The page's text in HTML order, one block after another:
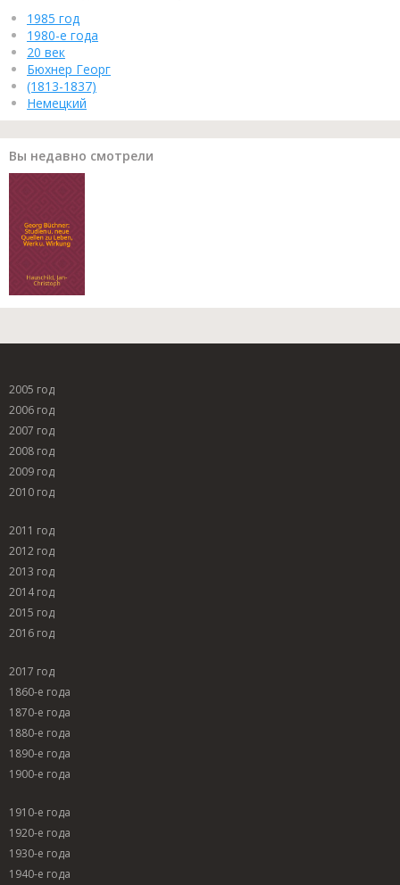
1985 год
1980-е года
20 век
Бюхнер Георг
(1813-1837)
Немецкий
Вы недавно смотрели
2005 год
2006 год
2007 год
2008 год
2009 год
2010 год
2011 год
2012 год
2013 год
2014 год
2015 год
2016 год
2017 год
1860-е года
1870-е года
1880-е года
1890-е года
1900-е года
1910-е года
1920-е года
1930-е года
1940-е года